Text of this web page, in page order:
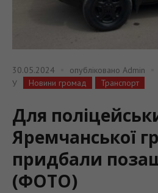
30.05.2024 опубліковано Admin
У
Новини громад Транспорт
Для
Яремчанської
придбали
(ФОТО)